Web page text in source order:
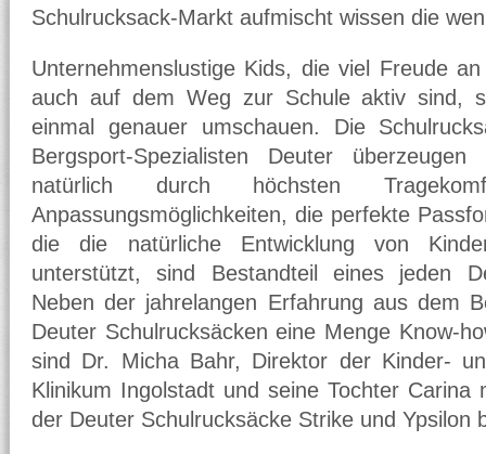
Schulrucksack-Markt aufmischt wissen die
Unternehmenslustige Kids, die viel Freude
auch auf dem Weg zur Schule aktiv sind,
einmal genauer umschauen. Die
Bergsport-Spezialisten Deuter
natürlich durch höchsten
Anpassungsmöglichkeiten, die perfekte
die die natürliche Entwicklung von
unterstützt, sind Bestandteil eines jeden
Neben der jahrelangen Erfahrung aus dem
Deuter Schulrucksäcken eine Menge Know-
sind Dr. Micha Bahr, Direktor der Kinder-
Klinikum Ingolstadt und seine Tochter Carina
der Deuter Schulrucksäcke Strike und Ypsilon